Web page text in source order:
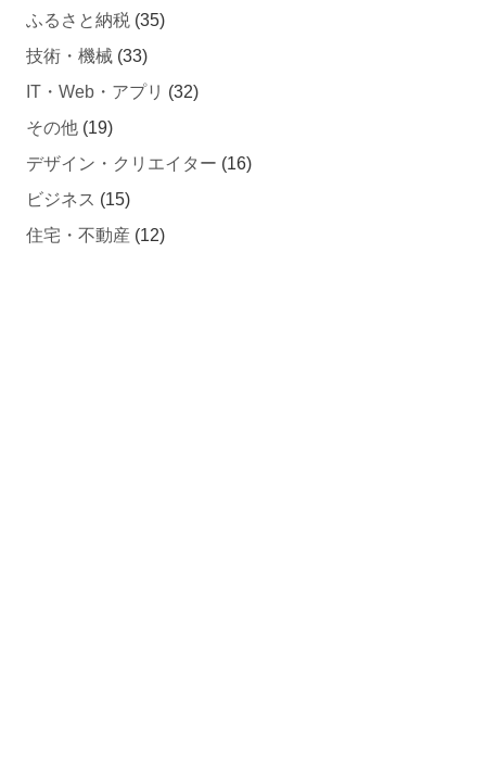
技術・機械(33)
IT・Web・アプリ
その他(19)
デザイン・クリエイター
ビジネス (15)
住宅・不動産